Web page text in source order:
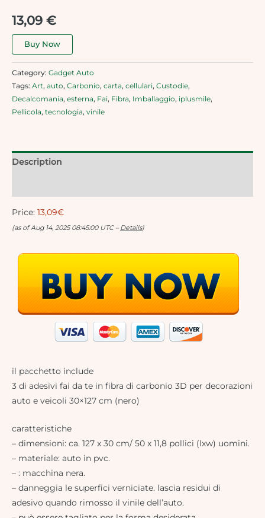
13,09 €
Buy Now
Category: Gadget Auto
Tags: Art, auto, Carbonio, carta, cellulari, Custodie,
Decalcomania, esterna, Fai, Fibra, Imballaggio, iplusmile,
Pellicola, tecnologia, vinile
Description
Price: 13,09€
(as of Aug 14, 2025 08:45:00 UTC – Details)
il pacchetto include
3 di adesivi fai da te in fibra di carbonio 3D per decorazioni
auto e veicoli 30×127 cm (nero)
caratteristiche
– dimensioni: ca. 127 x 30 cm/ 50 x 11,8 pollici (lxw) uomini.
– materiale: auto in pvc.
– : macchina nera.
– danneggia le superfici verniciate. lascia residui di
adesivo quando rimosso il vinile dell’auto.